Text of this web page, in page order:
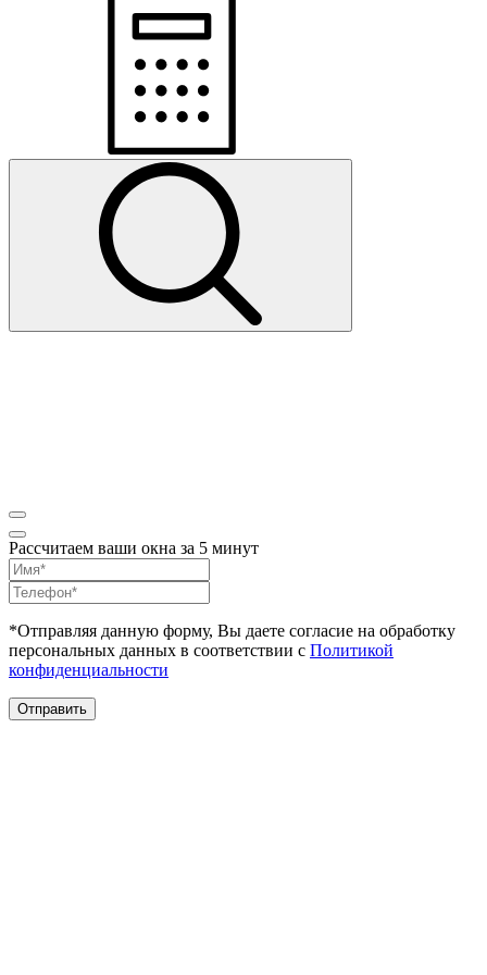
Рассчитаем ваши окна за 5 минут
*Отправляя данную форму, Вы даете согласие на обработку
персональных данных в соответствии с Политикой
конфиденциальности